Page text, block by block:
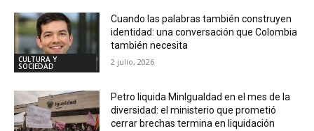
CULTURA Y
SOCIEDAD
Cuando las palabras también construyen
identidad: una conversación que Colombia
también necesita
2 julio, 2026
Petro liquida MinIgualdad en el mes de la
diversidad: el ministerio que prometió
cerrar brechas termina en liquidación